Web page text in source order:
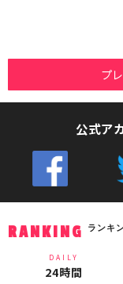
プ
公式ア
RANKING ランキ
DAILY
24時間